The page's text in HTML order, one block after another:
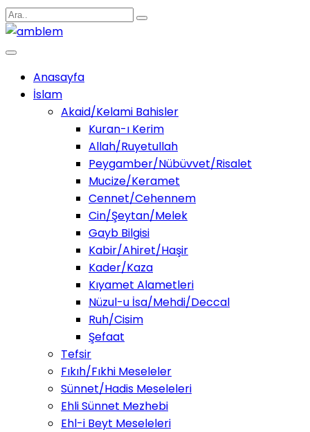
Anasayfa
İslam
Akaid/Kelami Bahisler
Kuran-ı Kerim
Allah/Ruyetullah
Peygamber/Nübüvvet/Risalet
Mucize/Keramet
Cennet/Cehennem
Cin/Şeytan/Melek
Gayb Bilgisi
Kabir/Ahiret/Haşir
Kader/Kaza
Kıyamet Alametleri
Nüzul-u İsa/Mehdi/Deccal
Ruh/Cisim
Şefaat
Tefsir
Fıkıh/Fıkhi Meseleler
Sünnet/Hadis Meseleleri
Ehli Sünnet Mezhebi
Ehl-i Beyt Meseleleri